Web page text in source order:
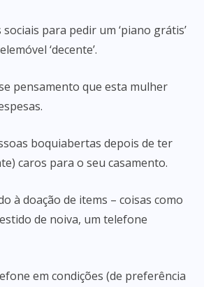
para pedir um ‘piano grátis’
‘decente’.
pensamento que esta mulher
boquiabertas depois de ter
caros para o seu casamento.
à doação de items – coisas como
de noiva, um telefone
em condições (de preferência